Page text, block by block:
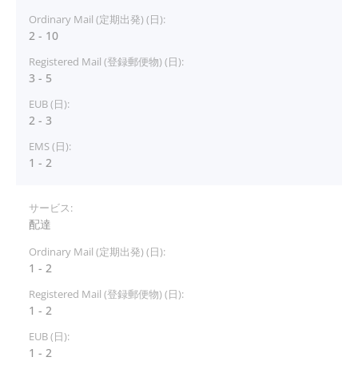
2 - 10
3 - 5
2 - 3
1 - 2
配達
1 - 2
1 - 2
1 - 2